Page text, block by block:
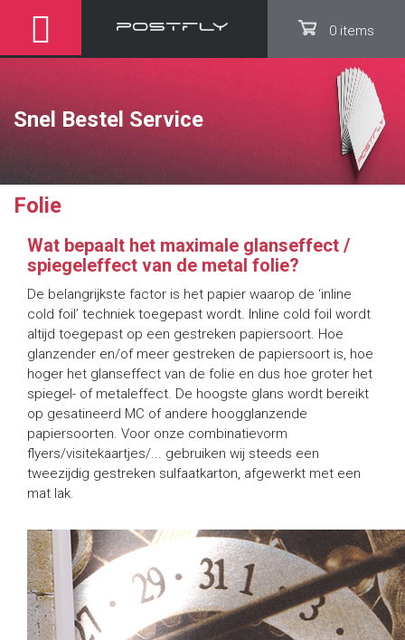
0 items
Snel Bestel Service
Folie
Wat bepaalt het maximale glanseffect /
spiegeleffect van de metal folie?
De belangrijkste factor is het papier waarop de ‘inline
cold foil’ techniek toegepast wordt. Inline cold foil wordt
altijd toegepast op een gestreken papiersoort. Hoe
glanzender en/of meer gestreken de papiersoort is, hoe
hoger het glanseffect van de folie en dus hoe groter het
spiegel- of metaleffect. De hoogste glans wordt bereikt
op gesatineerd MC of andere hoogglanzende
papiersoorten. Voor onze combinatievorm
flyers/visitekaartjes/... gebruiken wij steeds een
tweezijdig gestreken sulfaatkarton, afgewerkt met een
mat lak.